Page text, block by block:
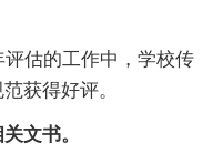
估的工作中，学校传
获得好评。
文书。